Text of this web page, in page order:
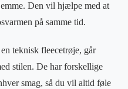
Den vil hjælpe med at
på samme tid.
teknisk fleecetrøje, går
stilen. De har forskellige
smag, så du vil altid føle